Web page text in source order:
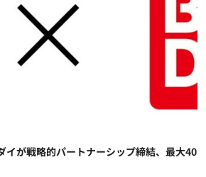
イが戦略的パートナーシップ締結、最大40